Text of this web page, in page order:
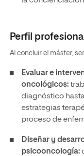
Perfil profesional
Al concluir el máster,
Evaluar e
oncológicos:
diagnóstico
estrategias
proceso de
Diseñar y
psicooncología: